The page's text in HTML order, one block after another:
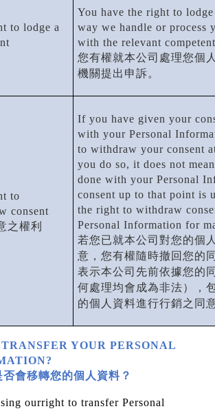
to lodge a
You have the right to
way we handle or process
with the relevant
您有權就本公司處理您個
機關提出申訴。
to
consent
之權利
If you have given your
with your Personal
to withdraw your consent
you do so, it does not
done with your Personal
consent up to that point is
the right to withdraw
Personal Information for
若您已就本公司對您的個
意，您有權隨時撤回您的
表示本公司先前依據您的
何處理均會成為非法），
的個人資料進行行銷之同
YOUR PERSONAL
會移轉您的個人資料？
ourright to transfer Personal